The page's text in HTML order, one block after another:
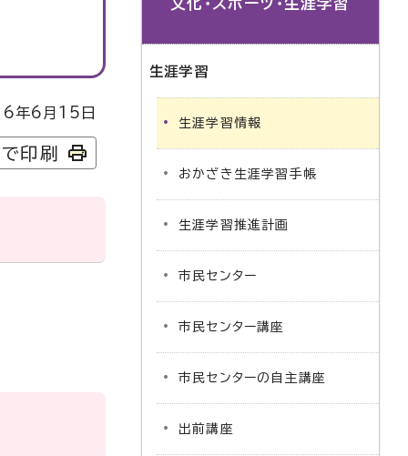
6月15日
印刷
文化・スポーツ・生涯学習
生涯学習
生涯学習情報
おかざき生涯学習手帳
生涯学習推進計画
市民センター
市民センター講座
市民センターの自主講座
出前講座